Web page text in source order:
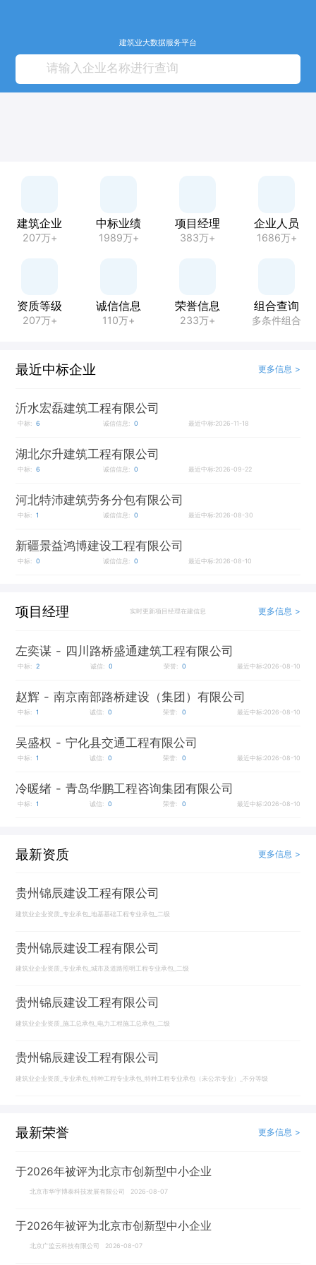
建筑业大数据服务平台
建筑企业
207万+
中标业绩
1989万+
项目经理
383万+
企业人员
1686万+
资质等级
207万+
诚信信息
110万+
荣誉信息
233万+
组合查询
多条件组合
最近中标企业 更多信息 >
沂水宏磊建筑工程有限公司
中标: 6 诚信信息: 0 最近中标:2026-11-18
湖北尔升建筑工程有限公司
中标: 6 诚信信息: 0 最近中标:2026-09-22
河北特沛建筑劳务分包有限公司
中标: 1 诚信信息: 0 最近中标:2026-08-30
新疆景益鸿博建设工程有限公司
中标: 0 诚信信息: 0 最近中标:2026-08-10
项目经理 实时更新项目经理在建信息 更多信息 >
左奕谋 - 四川路桥盛通建筑工程有限公司
中标: 2 诚信: 0 荣誉: 0 最近中标:2026-08-10
赵辉 - 南京南部路桥建设（集团）有限公司
中标: 1 诚信: 0 荣誉: 0 最近中标:2026-08-10
吴盛权 - 宁化县交通工程有限公司
中标: 1 诚信: 0 荣誉: 0 最近中标:2026-08-10
冷暖绪 - 青岛华鹏工程咨询集团有限公司
中标: 1 诚信: 0 荣誉: 0 最近中标:2026-08-10
最新资质 更多信息 >
贵州锦辰建设工程有限公司
建筑业企业资质_专业承包_地基基础工程专业承包_二级
贵州锦辰建设工程有限公司
建筑业企业资质_专业承包_城市及道路照明工程专业承包_二级
贵州锦辰建设工程有限公司
建筑业企业资质_施工总承包_电力工程施工总承包_二级
贵州锦辰建设工程有限公司
建筑业企业资质_专业承包_特种工程专业承包_特种工程专业承包（未公示专业）_不分等级
最新荣誉 更多信息 >
于2026年被评为北京市创新型中小企业
北京市华宇博泰科技发展有限公司 2026-08-07
于2026年被评为北京市创新型中小企业
北京广监云科技有限公司 2026-08-07